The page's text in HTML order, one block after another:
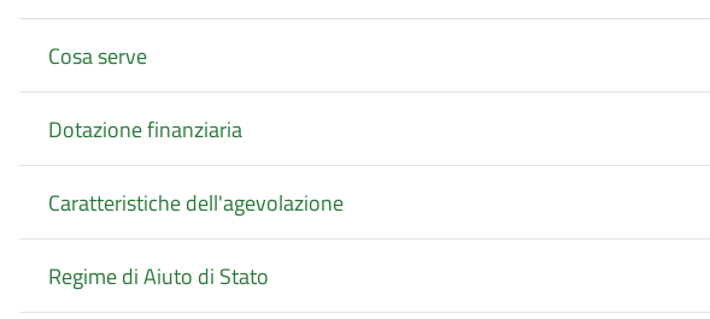
Cosa serve
Dotazione finanziaria
Caratteristiche dell'agevolazione
Regime di Aiuto di Stato